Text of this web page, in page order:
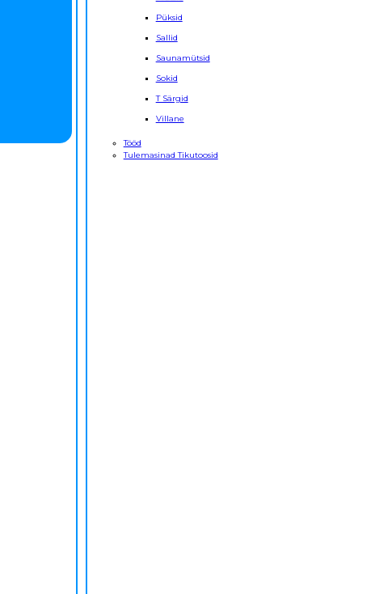
Püksid
Sallid
Saunamütsid
Sokid
T Särgid
Villane
Tööd
Tulemasinad Tikutoosid